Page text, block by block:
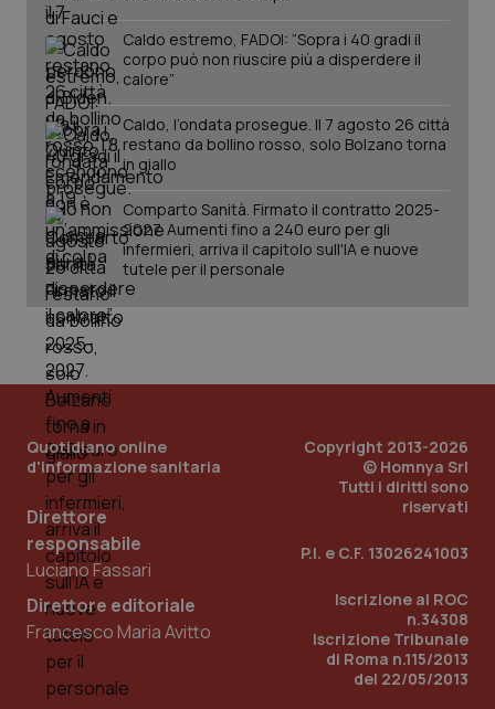
Caldo estremo, FADOI: “Sopra i 40 gradi il
corpo può non riuscire più a disperdere il
calore”
Caldo, l’ondata prosegue. Il 7 agosto 26 città
restano da bollino rosso, solo Bolzano torna
in giallo
Comparto Sanità. Firmato il contratto 2025-
2027. Aumenti fino a 240 euro per gli
infermieri, arriva il capitolo sull'IA e nuove
tutele per il personale
Quotidiano online
d'informazione sanitaria
Direttore
responsabile
Luciano Fassari
Direttore editoriale
Francesco Maria Avitto
Copyright 2013-2026
© Homnya Srl
Tutti i diritti sono
riservati
P.I. e C.F. 13026241003
Iscrizione al ROC
n.34308
Iscrizione Tribunale
di Roma n.115/2013
del 22/05/2013
_ga
Google LLC
.quotidianosanita.it
PHPSESSID
PHP.net
www.quotidianosanita.it